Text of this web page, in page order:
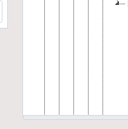
Rechercher